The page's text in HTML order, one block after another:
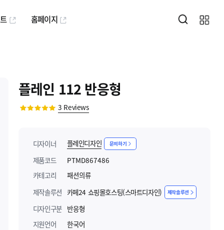
홈페이지
플레인 112 반응형
3 Reviews
디자이너 플레인디자인 문의하기
제품코드
PTMD867486
카테고리
패션의류
제작솔루션 카페24 쇼핑몰호스팅(스마트디자인) 제작솔루션
디자인구분 반응형
지원언어
한국어